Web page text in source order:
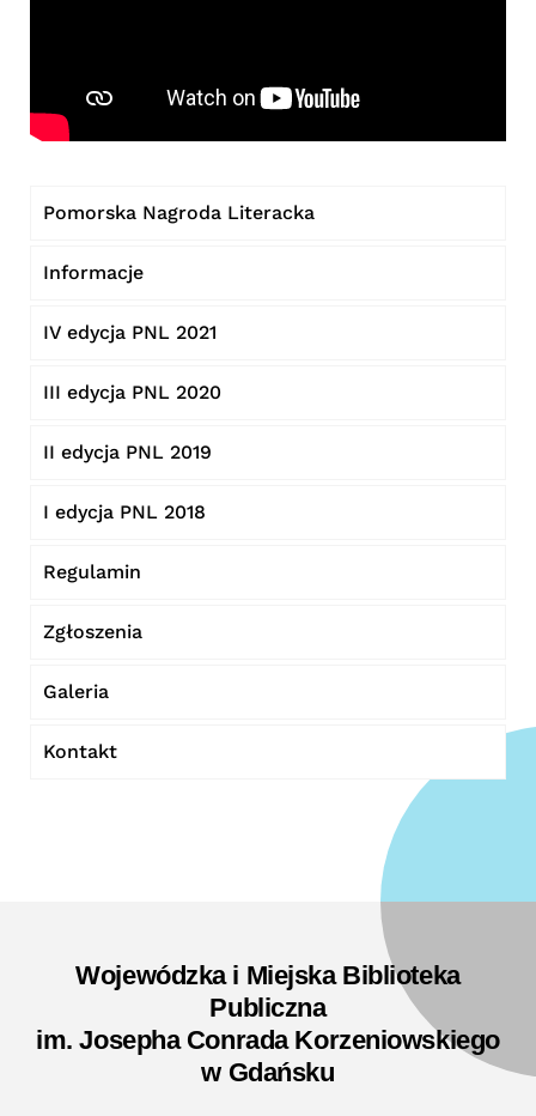
Pomorska Nagroda Literacka
Informacje
IV edycja PNL 2021
III edycja PNL 2020
II edycja PNL 2019
I edycja PNL 2018
Regulamin
Zgłoszenia
Galeria
Kontakt
Wojewódzka i Miejska Biblioteka
Publiczna
im. Josepha Conrada Korzeniowskiego
w Gdańsku